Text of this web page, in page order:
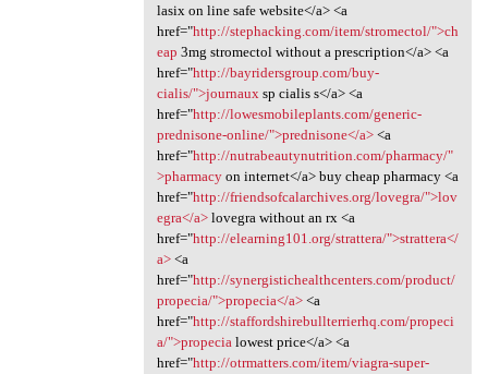
lasix on line safe website</a> <a
href="http://stephacking.com/item/stromectol/">ch
eap 3mg stromectol without a prescription</a> <a
href="http://bayridersgroup.com/buy-
cialis/">journauxsp cialis s</a> <a
href="http://lowesmobileplants.com/generic-
prednisone-online/">prednisone</a><a
href="http://nutrabeautynutrition.com/pharmacy/"
>pharmacyon internet</a> buy cheap pharmacy <a
href="http://friendsofcalarchives.org/lovegra/">lov
egra</a>lovegra without an rx <a
href="http://elearning101.org/strattera/">strattera</
a><a
href="http://synergistichealthcenters.com/product/
propecia/">propecia</a><a
href="http://staffordshirebullterrierhq.com/propeci
a/">propecialowest price</a> <a
href="http://otrmatters.com/item/viagra-super-